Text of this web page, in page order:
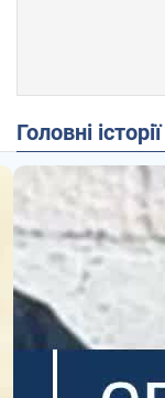
Головні